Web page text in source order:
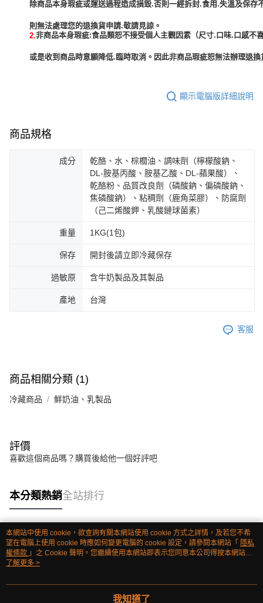
除商品本身瑕疵或運送過程造成損毀.否則一經拆封.食用.失溫及保存
2.非商品本身瑕疵:食品類恕不接受個人主觀因素（尺寸.口味.口感不
或是收到商品時意願降低.臨時取消。因此非商品瑕疵恕無法辦理退
顯示電腦版詳細說明
商品規格
成分
乾酪、水、棕櫚油、調味劑（檸檬酸鈉、
DL-胺基丙酸、胺基乙酸、DL-蘋果酸）、
乾酪粉、品質改良劑（磷酸鈉、偏磷酸鈉、
焦磷酸鈉）、粘稠劑（鹿角菜膠）、防腐劑
（己二烯酸鉀、乳酸鏈球菌素）
重量 1KG(1包)
保存 開封後請立即冷藏保存
過敏原 含牛奶製品及其製品
產地 台灣
客服
商品相關分類 (1)
冷藏商品 鮮奶油、乳製品
評價
喜歡這個商品嗎？購買後給他一個好評吧
本分類熱銷全站排行
熱門標籤
本網站中使用 cookie，欲查詢有關本網站使用 cookie 方式之詳情，及若您不希
望在電腦上使用 cookie 時應如何變更電腦的 cookie 設定，請參閱本網站「 隱私
權條款 」之 Cookie 聲明。您繼續使用本網站即表示您同意本公司得按本網站使
用條款之 Cookie 聲明使用 cookie。
了解更多 >
我知道了